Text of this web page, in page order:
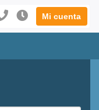
Mi cuenta